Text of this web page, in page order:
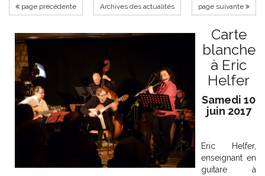
page précédente Archives des actualités page suivante
Carte
blanche
à Eric
Helfer
Samedi 10
juin 2017
Eric Helfer,
enseignant en
guitare à